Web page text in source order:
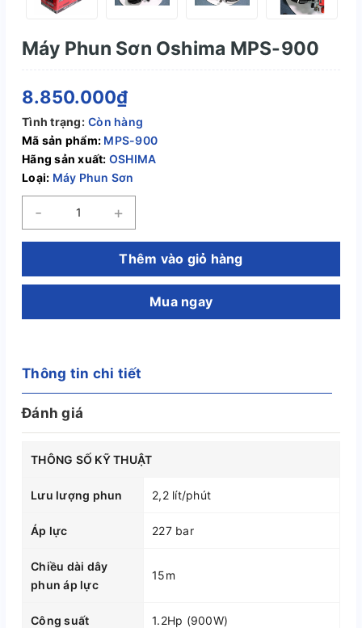
Máy Phun Sơn Oshima MPS-900
8.850.000₫
Tình trạng: Còn hàng
Mã sản phẩm: MPS-900
Hãng sản xuất: OSHIMA
Loại: Máy Phun Sơn
- +
Thêm vào giỏ hàng
Mua ngay
Thông tin chi tiết
Đánh giá
THÔNG SỐ KỸ THUẬT
Lưu lượng phun 2,2 lít/phút
Áp lực 227 bar
Chiều dài dây
phun áp lực
15m
Công suất 1.2Hp (900W)